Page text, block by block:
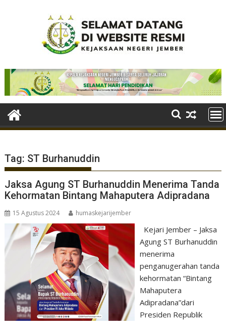
Tag: ST Burhanuddin
Jaksa Agung ST Burhanuddin Menerima Tanda
Kehormatan Bintang Mahaputera Adipradana
15 Agustus 2024 humaskejarijember
Kejari Jember – Jaksa
Agung ST Burhanuddin
menerima
penganugerahan tanda
kehormatan “Bintang
Mahaputera
Adipradana”dari
Presiden Republik